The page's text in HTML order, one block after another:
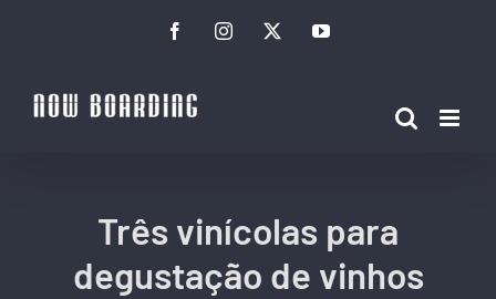
conteúdo
FacebookInstagramTwitterYouTube
Três vinícolas para
degustação de vinhos